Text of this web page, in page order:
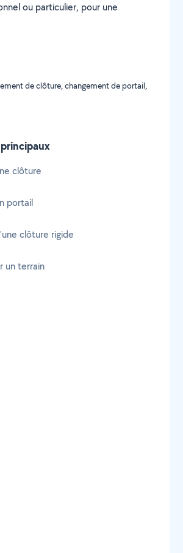
ou particulier, pour une
de clôture, changement de portail,
clôture
portail
clôture rigide
un terrain